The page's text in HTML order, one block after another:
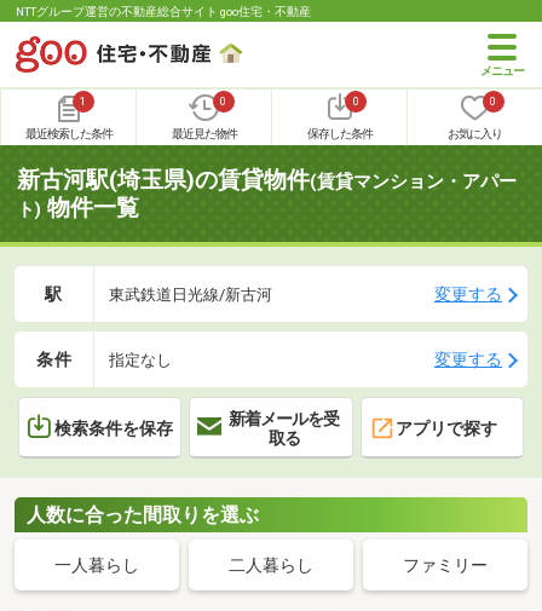
NTTグループ運営の不動産総合サイト goo住宅・不動産
1
最近検索した条件
0
最近見た物件
0
保存した条件
0
お気に入り
新古河駅(埼玉県)の賃貸物件(賃貸マンション・アパー
ト) 物件一覧
駅 東武鉄道日光線/新古河 変更する
条件 指定なし 変更する
検索条件を保存
新着メールを受
取る
アプリで探す
人数に合った間取りを選ぶ
一人暮らし 二人暮らし ファミリー